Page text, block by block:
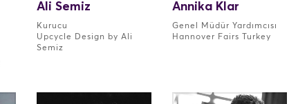
Ali Semiz
Kurucu
Upcycle Design by Ali
Semiz
Annika Klar
Genel Müdür Yardımcısı
Hannover Fairs Turkey